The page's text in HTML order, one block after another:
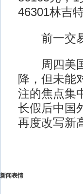
46301林吉特
前一交易
周四美国
降，但未能
注的焦点集
长假后中国
再度改写新
新闻表情